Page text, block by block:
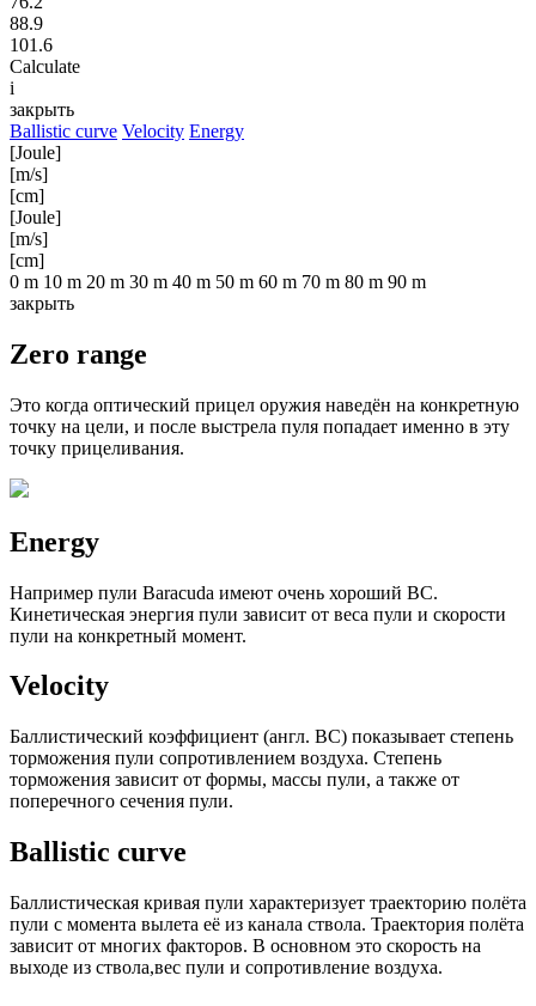
88.9
101.6
Calculate
i
закрыть
Ballistic curve Velocity Energy
[Joule]
[m/s]
[cm]
[Joule]
[m/s]
[cm]
0 m 10 m 20 m 30 m 40 m 50 m 60 m 70 m 80 m 90 m
закрыть
Zero range
Это когда оптический прицел оружия наведён на конкретную
точку на цели, и после выстрела пуля попадает именно в эту
точку прицеливания.
Energy
Например пули Baracuda имеют очень хороший ВС.
Кинетическая энергия пули зависит от веса пули и скорости
пули на конкретный момент.
Velocity
Баллистический коэффициент (англ. ВС) показывает степень
торможения пули сопротивлением воздуха. Степень
торможения зависит от формы, массы пули, а также от
поперечного сечения пули.
Ballistic curve
Баллистическая кривая пули характеризует траекторию полёта
пули с момента вылета её из канала ствола. Траектория полёта
зависит от многих факторов. В основном это скорость на
выходе из ствола,вес пули и сопротивление воздуха.